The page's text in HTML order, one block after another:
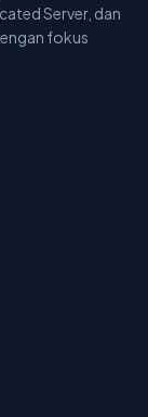
Server, dan
fokus